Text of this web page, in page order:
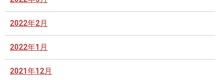
2022年2月
2022年1月
2021年12月